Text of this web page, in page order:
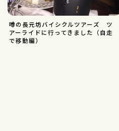
噂の長元坊バイシクルツアーズ ツ
アーライドに行ってきました（自走
で移動編）